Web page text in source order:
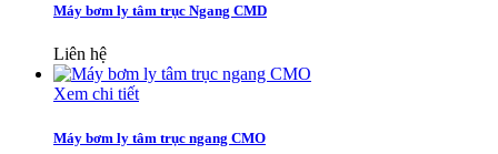
Máy bơm ly tâm trục Ngang CMD
Liên hệ
Xem chi tiết
Máy bơm ly tâm trục ngang CMO